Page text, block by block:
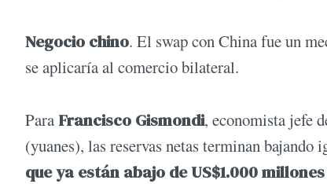
Negocio chino. El swap con China fue un
se aplicaría al comercio bilateral.
Para Francisco Gismondi, economista jefe
(yuanes), las reservas netas terminan
que ya están abajo de US$1.000